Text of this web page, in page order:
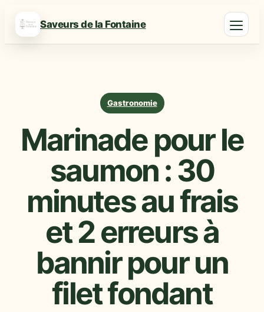
Saveurs de la Fontaine
Gastronomie
Marinade pour le
saumon : 30
minutes au frais
et 2 erreurs à
bannir pour un
filet fondant